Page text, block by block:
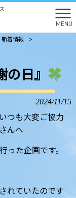
MENU
新着情報
>
日』
2024/11/15
つも大変ご協力
んへ
った企画です。
れていたのです